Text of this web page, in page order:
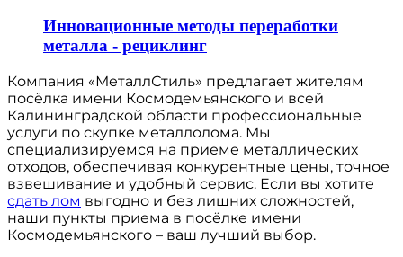
Инновационные методы переработки
металла - рециклинг
Компания «МеталлСтиль» предлагает жителям
посёлка имени Космодемьянского и всей
Калининградской области профессиональные
услуги по скупке металлолома. Мы
специализируемся на приеме металлических
отходов, обеспечивая конкурентные цены, точное
взвешивание и удобный сервис. Если вы хотите
сдать лом выгодно и без лишних сложностей,
наши пункты приема в посёлке имени
Космодемьянского – ваш лучший выбор.